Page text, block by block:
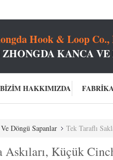
Hook & Loop
ZHONGDA KANCA
BIZIM HAKKIMIZDA
Döngü Sapanlar Tek Taraflı
Askıları, Küçük